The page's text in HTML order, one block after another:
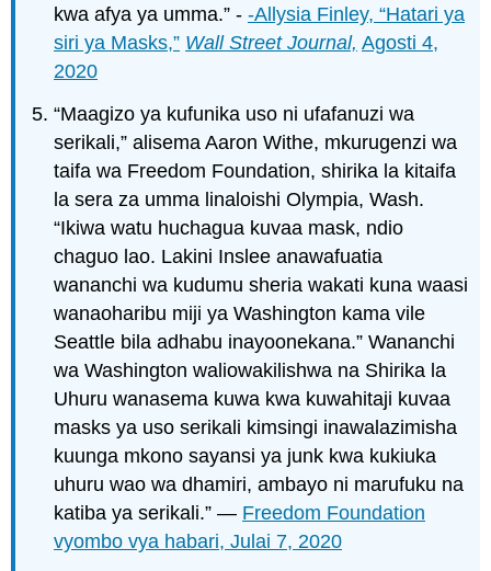
kwa afya ya umma.” --Allysia Finley, “Hatari ya
siri ya Masks,” Wall Street Journal, Agosti 4,
2020
“Maagizo ya kufunika uso ni ufafanuzi wa
serikali,” alisema Aaron Withe, mkurugenzi wa
taifa wa Freedom Foundation, shirika la kitaifa
la sera za umma linaloishi Olympia, Wash.
“Ikiwa watu huchagua kuvaa mask, ndio
chaguo lao. Lakini Inslee anawafuatia
wananchi wa kudumu sheria wakati kuna waasi
wanaoharibu miji ya Washington kama vile
Seattle bila adhabu inayoonekana.” Wananchi
wa Washington waliowakilishwa na Shirika la
Uhuru wanasema kuwa kwa kuwahitaji kuvaa
masks ya uso serikali kimsingi inawalazimisha
kuunga mkono sayansi ya junk kwa kukiuka
uhuru wao wa dhamiri, ambayo ni marufuku na
katiba ya serikali.” — Freedom Foundation
vyombo vya habari, Julai 7, 2020